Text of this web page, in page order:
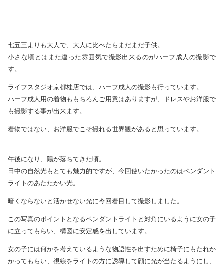
七五三よりも大人で、大人に比べたらまだまだ子供。
小さな頃とはまた違った雰囲気で撮影出来るのがハーフ成人の撮影で
す。
ライフスタジオ京都桂店では、ハーフ成人の撮影も行っています。
ハーフ成人用の着物ももちろんご用意はありますが、ドレスやお洋服で
も撮影する事が出来ます。
着物ではない、お洋服でこそ撮れる世界観があると思っています。
午後になり、陽が落ちてきた頃。
日中の自然光もとても魅力的ですが、今回使いたかったのはペンダント
ライトのあたたかい光。
暗くならないと活かせない光に今回着目して撮影しました。
この写真のポイントとなるペンダントライトと対角にいるように女の子
に立ってもらい、構図に安定感を出しています。
女の子には何かを考えているような物語性を出すために椅子にもたれか
かってもらい、視線をライトの方に誘導して顔に光が当たるようにし、